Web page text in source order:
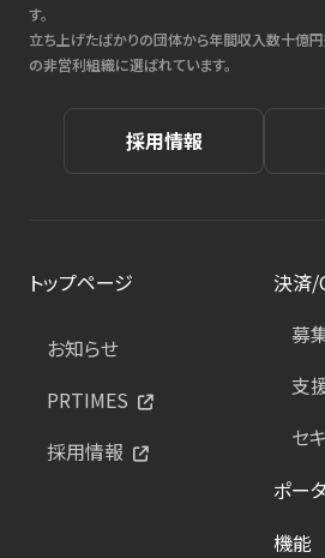
す。
立ち上げたばかりの団体から年間収入数十億
の非営利組織に選ばれています。
採用情報
トップページ
お知らせ
PRTIMES
採用情報
決済/
募
支
セ
ポー
機能